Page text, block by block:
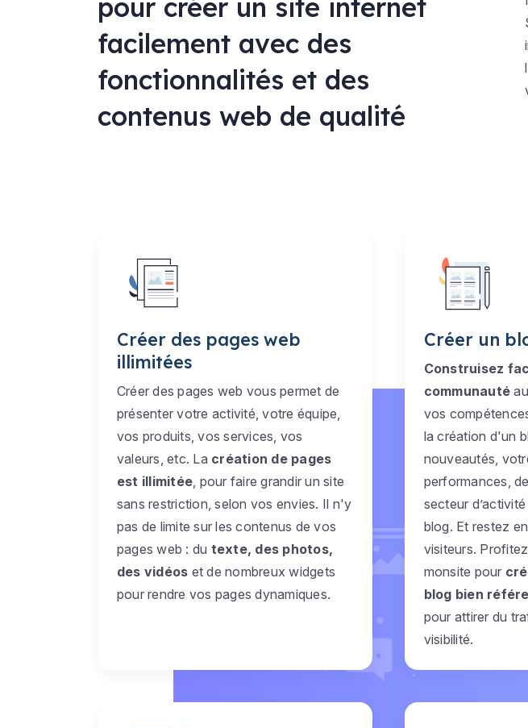
pour créer un site internet
facilement avec des
fonctionnalités et des
contenus web de qualité
Créer des pages web
illimitées
Créer des pages web vous permet de
présenter votre activité, votre équipe,
vos produits, vos services, vos
valeurs, etc. La création de pages
est illimitée , pour faire grandir un site
sans restriction, selon vos envies. Il n'y
pas de limite sur les contenus de vos
pages web : du texte, des photos,
des vidéos et de nombreux widgets
pour rendre vos pages dynamiques.
Créer un
Construisez
communauté
vos
la création d'un
nouveautés,
performances,
secteur
blog. Et restez
visiteurs.
monsite pour
blog bien
pour attirer du
visibilité.